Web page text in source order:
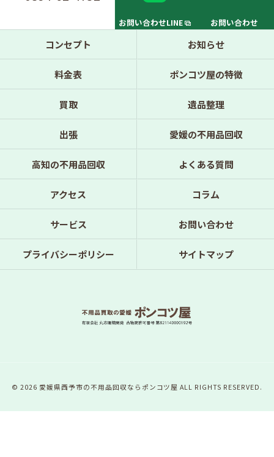
お問い合わせLINE お問い合わせ
コンセプト お知らせ
料金表 ポンコツ屋の特徴
買取 遺品整理
出張 愛媛の不用品回収
高知の不用品回収 よくある質問
アクセス コラム
サービス お問い合わせ
プライバシーポリシー サイトマップ
© 2026 愛媛県西予市の不用品回収ならポンコツ屋 ALL RIGHTS RESERVED.